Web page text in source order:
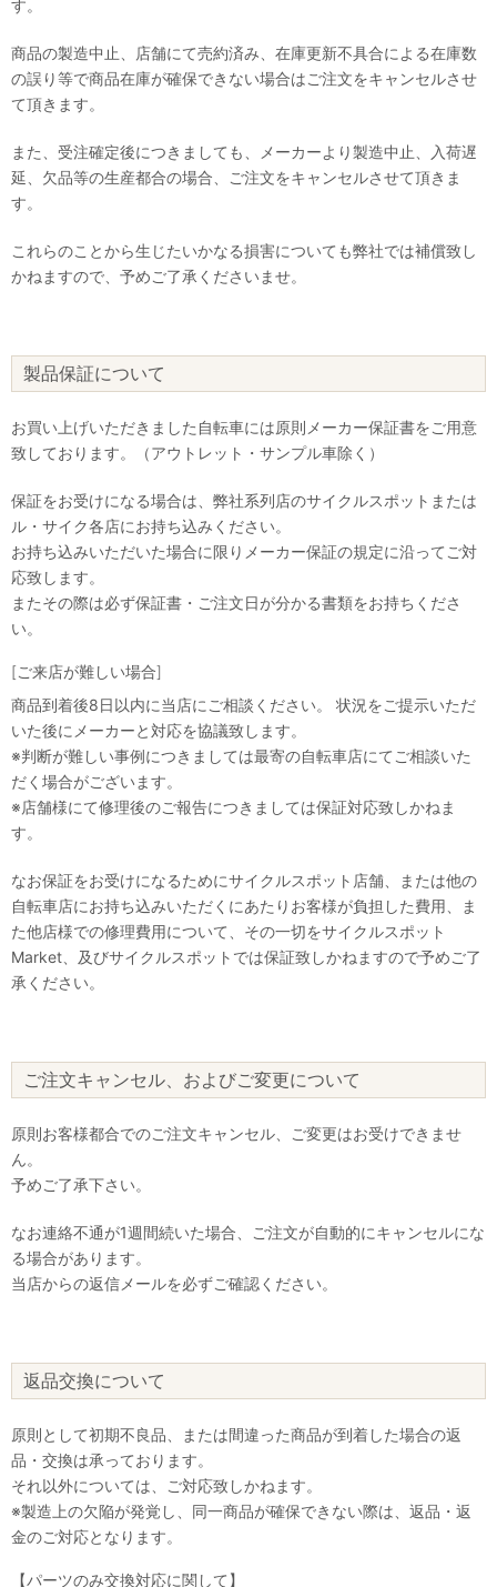
す。
商品の製造中止、店舗にて売約済み、在庫更新不具合による在庫数
の誤り等で商品在庫が確保できない場合はご注文をキャンセルさせ
て頂きます。
また、受注確定後につきましても、メーカーより製造中止、入荷遅
延、欠品等の生産都合の場合、ご注文をキャンセルさせて頂きま
す。
これらのことから生じたいかなる損害についても弊社では補償致し
かねますので、予めご了承くださいませ。
製品保証について
お買い上げいただきました自転車には原則メーカー保証書をご用意
致しております。（アウトレット・サンプル車除く）
保証をお受けになる場合は、弊社系列店のサイクルスポットまたは
ル・サイク各店にお持ち込みください。
お持ち込みいただいた場合に限りメーカー保証の規定に沿ってご対
応致します。
またその際は必ず保証書・ご注文日が分かる書類をお持ちくださ
い。
[ご来店が難しい場合]
商品到着後8日以内に当店にご相談ください。 状況をご提示いただ
いた後にメーカーと対応を協議致します。
※判断が難しい事例につきましては最寄の自転車店にてご相談いた
だく場合がございます。
※店舗様にて修理後のご報告につきましては保証対応致しかねま
す。
なお保証をお受けになるためにサイクルスポット店舗、または他の
自転車店にお持ち込みいただくにあたりお客様が負担した費用、ま
た他店様での修理費用について、その一切をサイクルスポット
Market、及びサイクルスポットでは保証致しかねますので予めご了
承ください。
ご注文キャンセル、およびご変更について
原則お客様都合でのご注文キャンセル、ご変更はお受けできませ
ん。
予めご了承下さい。
なお連絡不通が1週間続いた場合、ご注文が自動的にキャンセルにな
る場合があります。
当店からの返信メールを必ずご確認ください。
返品交換について
原則として初期不良品、または間違った商品が到着した場合の返
品・交換は承っております。
それ以外については、ご対応致しかねます。
※製造上の欠陥が発覚し、同一商品が確保できない際は、返品・返
金のご対応となります。
【パーツのみ交換対応に関して】